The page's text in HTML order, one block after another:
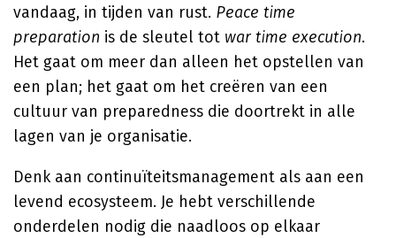
vandaag, in tijden van rust. Peace time
preparation is de sleutel tot war time execution.
Het gaat om meer dan alleen het opstellen van
een plan; het gaat om het creëren van een
cultuur van preparedness die doortrekt in alle
lagen van je organisatie.
Denk aan continuïteitsmanagement als aan een
levend ecosysteem. Je hebt verschillende
onderdelen nodig die naadloos op elkaar